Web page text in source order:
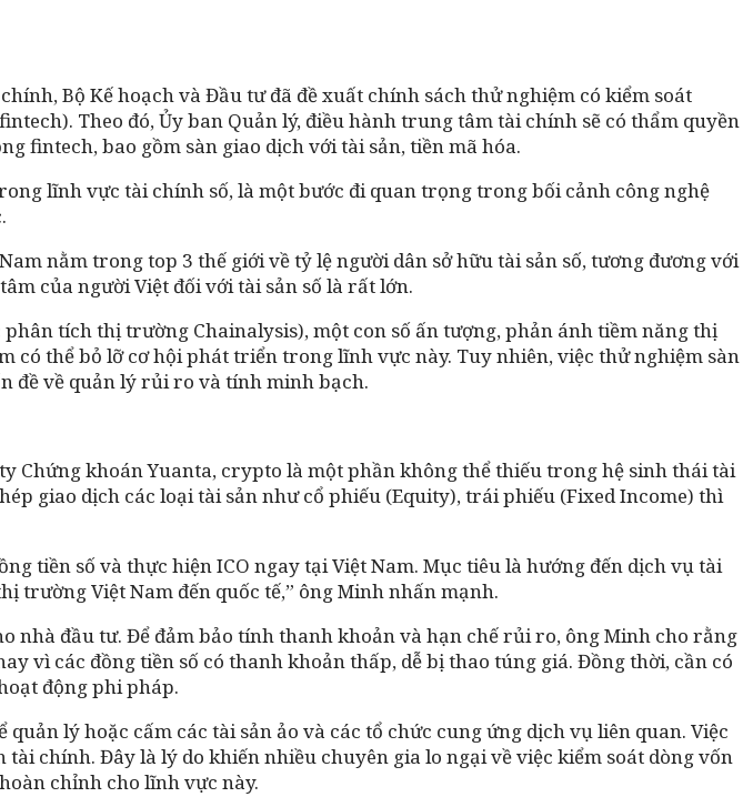
Bộ Kế hoạch và Đầu tư đã đề xuất chính sách thử nghiệm có kiểm soát
Theo đó, Ủy ban Quản lý, điều hành trung tâm tài chính sẽ có thẩm quyền
fintech, bao gồm sàn giao dịch với tài sản, tiền mã hóa.
lĩnh vực tài chính số, là một bước đi quan trọng trong bối cảnh công nghệ
nằm trong top 3 thế giới về tỷ lệ người dân sở hữu tài sản số, tương đương với
của người Việt đối với tài sản số là rất lớn.
tích thị trường Chainalysis), một con số ấn tượng, phản ánh tiềm năng thị
có thể bỏ lỡ cơ hội phát triển trong lĩnh vực này. Tuy nhiên, việc thử nghiệm sàn
đề về quản lý rủi ro và tính minh bạch.
Chứng khoán Yuanta, crypto là một phần không thể thiếu trong hệ sinh thái tài
giao dịch các loại tài sản như cổ phiếu (Equity), trái phiếu (Fixed Income) thì
tiền số và thực hiện ICO ngay tại Việt Nam. Mục tiêu là hướng đến dịch vụ tài
trường Việt Nam đến quốc tế,” ông Minh nhấn mạnh.
đầu tư. Để đảm bảo tính thanh khoản và hạn chế rủi ro, ông Minh cho rằng
vì các đồng tiền số có thanh khoản thấp, dễ bị thao túng giá. Đồng thời, cần có
động phi pháp.
lý hoặc cấm các tài sản ảo và các tổ chức cung ứng dịch vụ liên quan. Việc
chính. Đây là lý do khiến nhiều chuyên gia lo ngại về việc kiểm soát dòng vốn
chỉnh cho lĩnh vực này.